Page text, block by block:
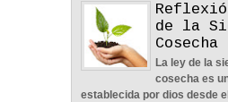
POLÍTICA DE
2023 0
de la
Cosecha
La ley de la
cosecha es
establecida por dios desde